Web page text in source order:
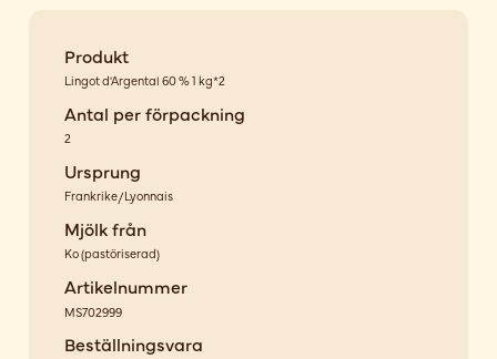
Produkt
Lingot d'Argental 60 % 1 kg*2
Antal per förpackning
2
Ursprung
Frankrike/Lyonnais
Mjölk från
Ko(pastöriserad)
Artikelnummer
MS702999
Beställningsvara